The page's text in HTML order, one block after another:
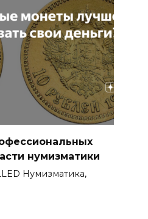
нумизматики
Нумизматика,